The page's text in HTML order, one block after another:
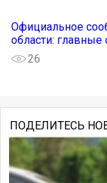
Официальное
области: главные
26
ПОДЕЛИТЕСЬ